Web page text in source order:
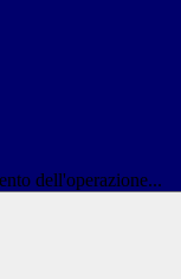
dell'operazione...